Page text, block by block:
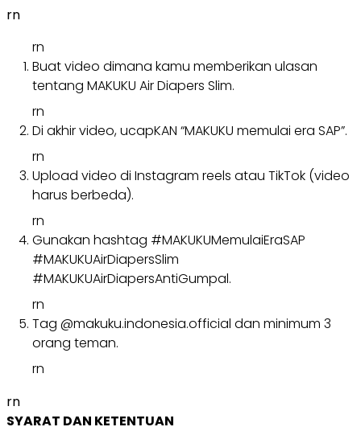
rn
rn
Buat video dimana kamu memberikan ulasan
tentang MAKUKU Air Diapers Slim.
rn
Di akhir video, ucapKAN “MAKUKU memulai era SAP”.
rn
Upload video di Instagram reels atau TikTok (video
harus berbeda).
rn
Gunakan hashtag #MAKUKUMemulaiEraSAP
#MAKUKUAirDiapersSlim
#MAKUKUAirDiapersAntiGumpal.
rn
Tag @makuku.indonesia.official dan minimum 3
orang teman.
rn
rn
SYARAT DAN KETENTUAN